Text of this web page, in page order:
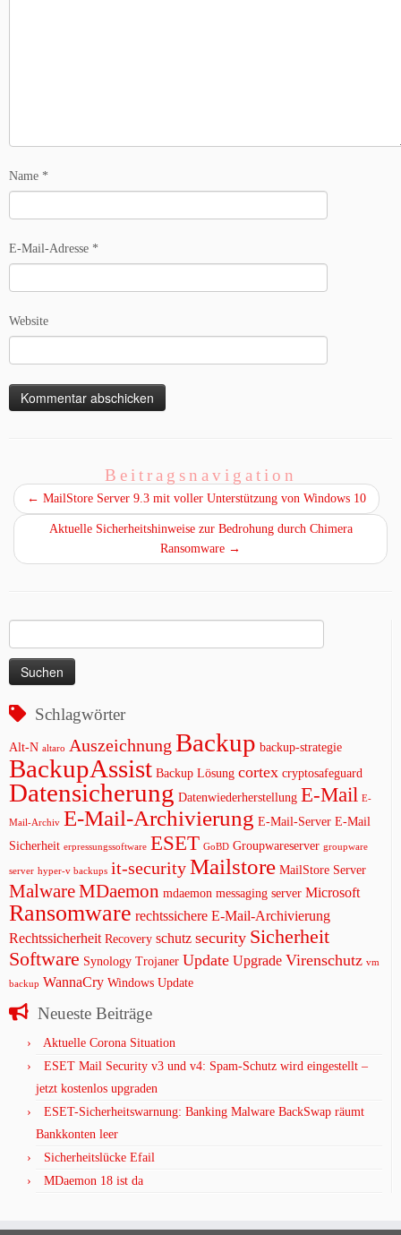
Name *
E-Mail-Adresse *
Website
Beitragsnavigation
← MailStore Server 9.3 mit voller Unterstützung von Windows 10
Aktuelle Sicherheitshinweise zur Bedrohung durch Chimera
Ransomware →
nach:
Schlagwörter
Alt-N altaro Auszeichnung Backup backup-strategie
BackupAssist Backup Lösung cortex cryptosafeguard
Datensicherung Datenwiederherstellung E-Mail E-
Mail-Archiv E-Mail-Archivierung E-Mail-Server E-Mail
Sicherheit erpressungssoftware ESET GoBD Groupwareserver groupware
server hyper-v backups it-securityMailstore MailStore Server
MalwareMDaemon mdaemon messaging server Microsoft
Ransomware rechtssichere E-Mail-Archivierung
Rechtssicherheit Recovery schutz security Sicherheit
Software Synology Trojaner Update Upgrade Virenschutz vm
backup WannaCry Windows Update
Neueste Beiträge
Aktuelle Corona Situation
ESET Mail Security v3 und v4: Spam-Schutz wird eingestellt –
jetzt kostenlos upgraden
ESET-Sicherheitswarnung: Banking Malware BackSwap räumt
Bankkonten leer
Sicherheitslücke Efail
MDaemon 18 ist da